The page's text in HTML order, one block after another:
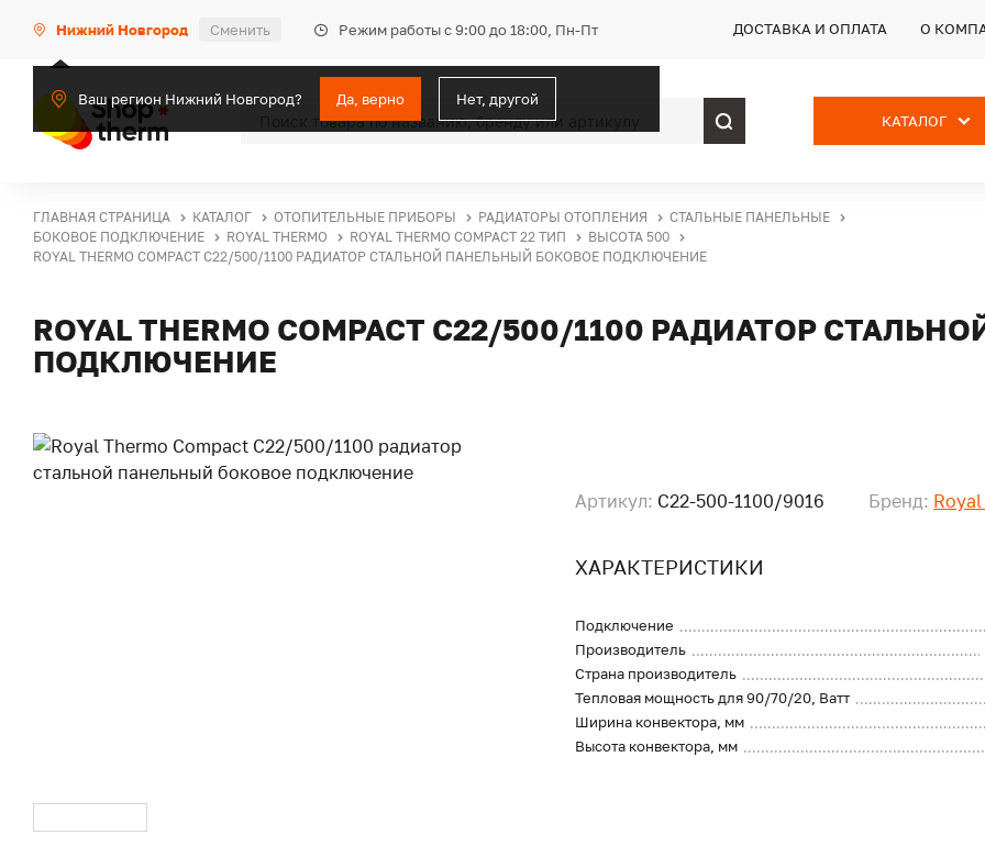
Нижний Новгород Сменить Режим работы с 9:00 до 18:00, Пн-Пт
Ваш регион Нижний Новгород? Да, верно Нет, другой
ДОСТАВКА И ОПЛАТА О
КАТАЛОГ
ГЛАВНАЯ СТРАНИЦА КАТАЛОГ ОТОПИТЕЛЬНЫЕ ПРИБОРЫ РАДИАТОРЫ ОТОПЛЕНИЯ
СТАЛЬНЫЕ ПАНЕЛЬНЫЕ
БОКОВОЕ ПОДКЛЮЧЕНИЕ
ROYAL THERMO ROYAL THERMO COMPACT 22 ТИП
ВЫСОТА 500
ROYAL THERMO COMPACT C22/500/1100 РАДИАТОР СТАЛЬНОЙ ПАНЕЛЬНЫЙ БОКОВОЕ ПОДКЛЮЧЕНИЕ
ROYAL THERMO COMPACT C22/500/1100 РАДИАТОР
ПОДКЛЮЧЕНИЕ
Артикул: C22-500-1100/9016 Бренд:
ХАРАКТЕРИСТИКИ
Подключение
Производитель
Страна производитель
Тепловая мощность для 90/70/20, Ватт
Ширина конвектора, мм
Высота конвектора, мм